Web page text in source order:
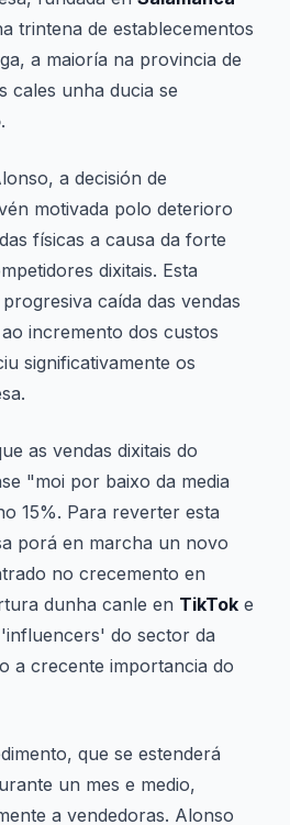
trintena de establecementos
a maioría na provincia de
cales unha ducia se
.
a decisión de
motivada polo deterioro
físicas a causa da forte
dixitais. Esta
caída das vendas
incremento dos custos
significativamente os
as vendas dixitais do
"moi por baixo da media
15%. Para reverter esta
porá en marcha un novo
no crecemento en
dunha canle en TikTok e
do sector da
a crecente importancia do
que se estenderá
un mes e medio,
a vendedoras. Alonso